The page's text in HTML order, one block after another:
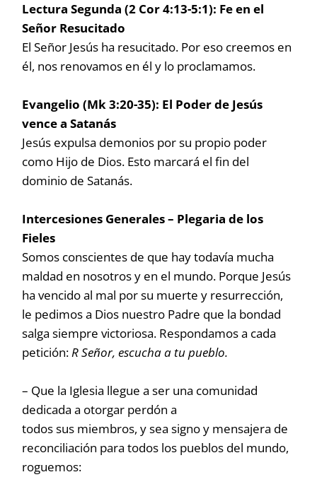
Lectura Segunda (2 Cor 4:13-5:1): Fe en el
Señor Resucitado
El Señor Jesús ha resucitado. Por eso creemos en
él, nos renovamos en él y lo proclamamos.
Evangelio (Mk 3:20-35): El Poder de Jesús
vence a Satanás
Jesús expulsa demonios por su propio poder
como Hijo de Dios. Esto marcará el fin del
dominio de Satanás.
Intercesiones Generales – Plegaria de los
Fieles
Somos conscientes de que hay todavía mucha
maldad en nosotros y en el mundo. Porque Jesús
ha vencido al mal por su muerte y resurrección,
le pedimos a Dios nuestro Padre que la bondad
salga siempre victoriosa. Respondamos a cada
petición:R Señor, escucha a tu pueblo.
– Que la Iglesia llegue a ser una comunidad
dedicada a otorgar perdón a
todos sus miembros, y sea signo y mensajera de
reconciliación para todos los pueblos del mundo,
roguemos: